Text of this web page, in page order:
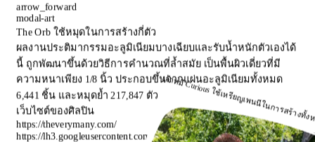
arrow_forward
modal-art
The Orb ใช้หมุดในการสร้างกี่ตัว
ผลงานประติมากรรมอะลูมิเนียมบางเฉียบและรับน้ำหนักตัวเองได้
นี้ ถูกพัฒนาขึ้นด้วยวิธีการคำนวณที่ล้ำสมัย เป็นพื้นผิวเดี่ยวที่มี
ความหนาเพียง 1/8 นิ้ว ประกอบขึ้นจากแผ่นอะลูมิเนียมทั้งหมด
6,441 ชิ้น และหมุดย้ำ 217,847 ตัว
เว็บไซต์ของศิลปิน
https://theverymany.com/
https://lh3.googleusercontent.com/
เจ้าหมี Curious ใช้เหรียญเพนนีในการสร้า